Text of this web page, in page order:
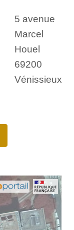
5 avenue
Marcel
Houel
69200
Vénissieux